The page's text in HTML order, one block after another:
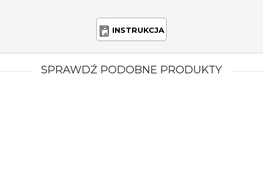
INSTRUKCJA
SPRAWDŹ PODOBNE PRODUKTY